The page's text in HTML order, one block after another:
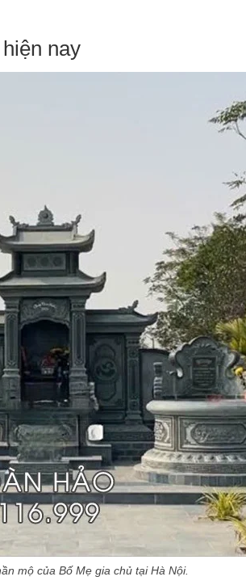
nay
mộ của Bố Mẹ gia chủ tại Hà Nội.